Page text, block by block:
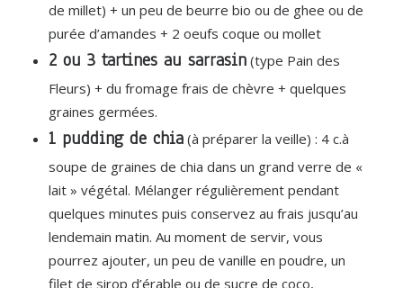
de millet) + un peu de beurre bio ou de ghee ou de
purée d’amandes + 2 oeufs coque ou mollet
2 ou 3 tartines au sarrasin (type Pain des
Fleurs) + du fromage frais de chèvre + quelques
graines germées.
1 pudding de chia (à préparer la veille) : 4 c.à
soupe de graines de chia dans un grand verre de «
lait » végétal. Mélanger régulièrement pendant
quelques minutes puis conservez au frais jusqu’au
lendemain matin. Au moment de servir, vous
pourrez ajouter, un peu de vanille en poudre, un
filet de sirop d’érable ou de sucre de coco,